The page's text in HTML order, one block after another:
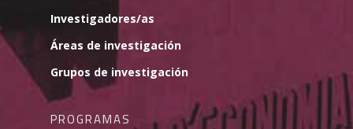
Investigadores/as
Áreas de investigación
Grupos de investigación
PROGRAMAS